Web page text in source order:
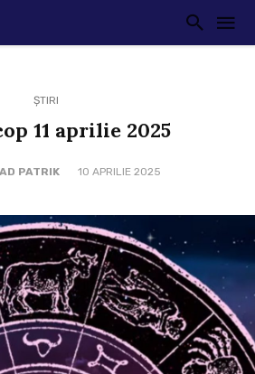
ȘTIRI
11 aprilie 2025
PATRIK 10 APRILIE 2025